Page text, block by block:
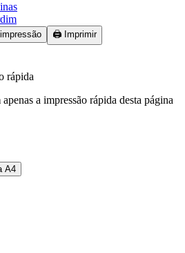
🖨️ Imprimir
rápida
a impressão rápida desta página
A4